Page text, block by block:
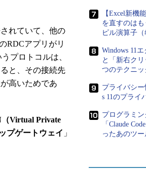
れていて、他の
RDCアプリがリ
プロトコルは、
と、その接続先
高いためであ
Virtual Private
プゲートウェイ 」
【Excel新機
を直すのは
ピル演算子
Windows 11
と「新右ク
つのテクニッ
プライバシ
s 11のプライ
プログラミ
「Claude
ったあのツ